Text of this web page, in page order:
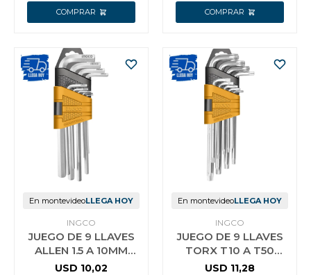
En montevideoLLEGA HOY
INGCO
JUEGO DE 9 LLAVES
ALLEN 1.5 A 10MM
INGCO HHK11091
USD 10,02
En montevideoLLEGA HOY
INGCO
JUEGO DE 9 LLAVES
TORX T10 A T50
INGCO HHK13091
USD 11,28